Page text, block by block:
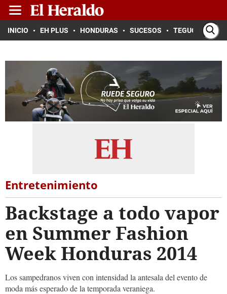
INICIO EH PLUS HONDURAS SUCESOS TEGUCIGALPA
Entretenimiento
Backstage a todo vapor
en Summer Fashion
Week Honduras 2014
Los sampedranos viven con intensidad la antesala del evento de
moda más esperado de la temporada veraniega.